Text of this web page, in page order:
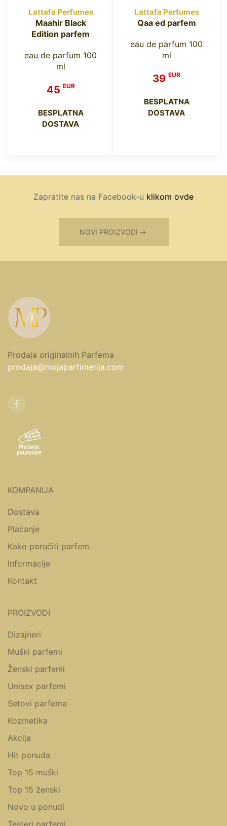
Lattafa Perfumes
Maahir Black
Edition parfem
eau de parfum 100
ml
45 EUR
BESPLATNA
DOSTAVA
Lattafa Perfumes
Qaa ed parfem
eau de parfum 100
ml
39 EUR
BESPLATNA
DOSTAVA
Zapratite nas na Facebook-u klikom ovde
NOVI PROIZVODI
Prodaja originalnih Parfema
prodaja@mojaparfimerija.com
KOMPANIJA
Dostava
Plaćanje
Kako poručiti parfem
Informacije
Kontakt
PROIZVODI
Dizajneri
Muški parfemi
Ženski parfemi
Unisex parfemi
Setovi parfema
Kozmetika
Akcija
Hit ponuda
Top 15 muški
Top 15 ženski
Novo u ponudi